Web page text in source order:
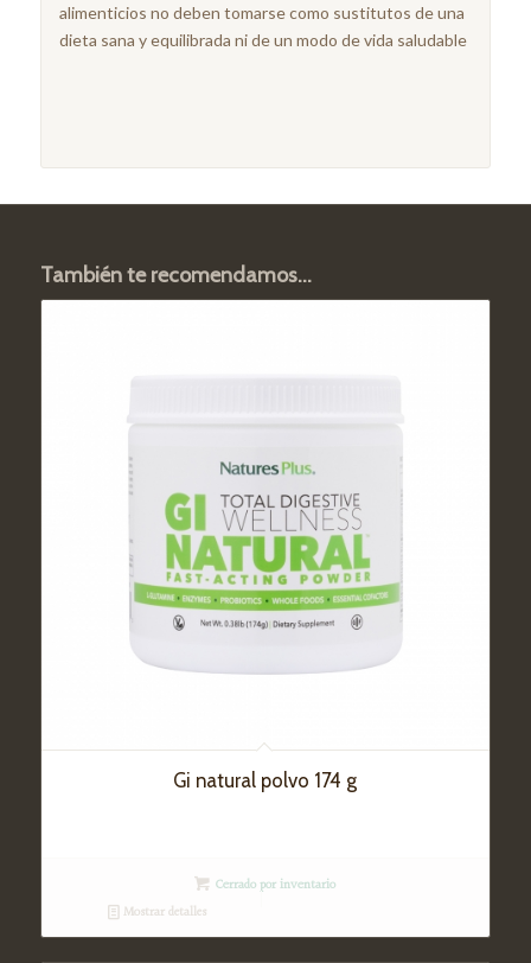
alimenticios no deben tomarse como sustitutos de una
dieta sana y equilibrada ni de un modo de vida saludable
También te recomendamos…
Gi natural polvo 174 g
Cerrado por inventario
Mostrar detalles